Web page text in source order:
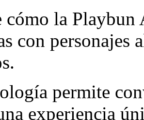
cómo la
con personajes
permite
experiencia